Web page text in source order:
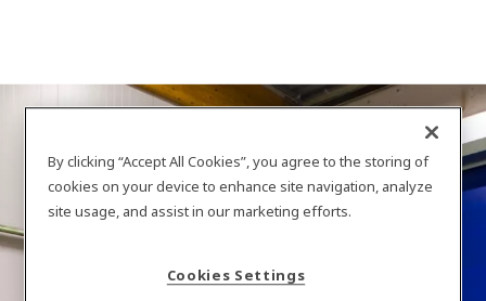
Applicazioni
Le porte rapide Dynaco e Nergeco vi aiutano ad
By clicking “Accept All Cookies”, you agree to the storing of
cookies on your device to enhance site navigation, analyze
site usage, and assist in our marketing efforts.
Cookies Settings